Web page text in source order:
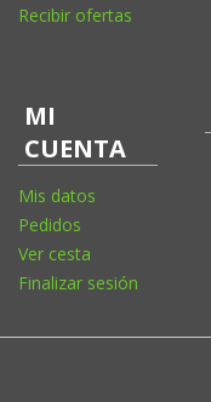
Recibir ofertas
MI
CUENTA
Mis datos
Pedidos
Ver cesta
Finalizar sesión